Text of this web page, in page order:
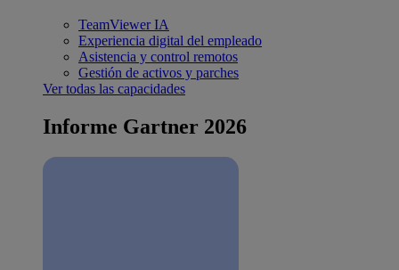
TeamViewer IA
Experiencia digital del empleado
Asistencia y control remotos
Gestión de activos y parches
Ver todas las capacidades
Informe Gartner 2026